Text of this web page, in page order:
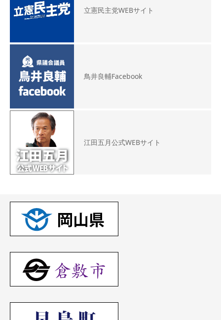
立憲民主党WEBサイト
鳥井良輔Facebook
江田五月公式WEBサイト